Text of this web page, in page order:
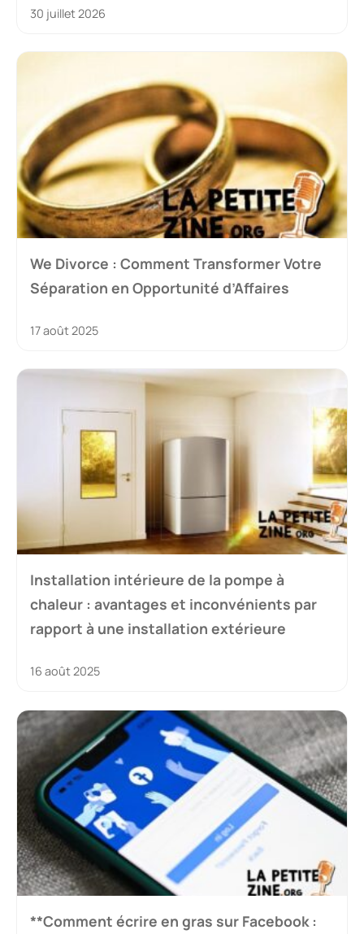
30 juillet 2026
We Divorce : Comment Transformer Votre
Séparation en Opportunité d’Affaires
17 août 2025
Installation intérieure de la pompe à
chaleur : avantages et inconvénients par
rapport à une installation extérieure
16 août 2025
**Comment écrire en gras sur Facebook :